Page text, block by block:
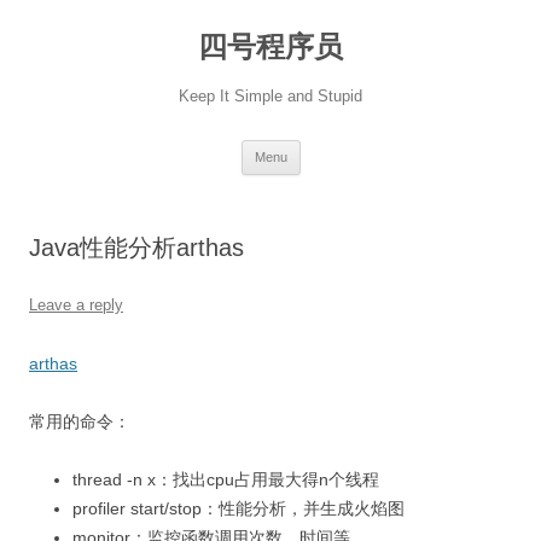
四号程序员
Keep It Simple and Stupid
Menu
Java性能分析arthas
Leave a reply
arthas
常用的命令：
thread -n x：找出cpu占用最大得n个线程
profiler start/stop：性能分析，并生成火焰图